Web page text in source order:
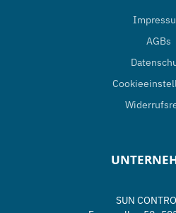
AGBs
SUN